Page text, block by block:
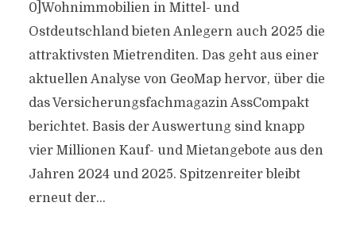
0]Wohnimmobilien in Mittel- und
Ostdeutschland bieten Anlegern auch 2025 die
attraktivsten Mietrenditen. Das geht aus einer
aktuellen Analyse von GeoMap hervor, über die
das Versicherungsfachmagazin AssCompakt
berichtet. Basis der Auswertung sind knapp
vier Millionen Kauf- und Mietangebote aus den
Jahren 2024 und 2025. Spitzenreiter bleibt
erneut der...